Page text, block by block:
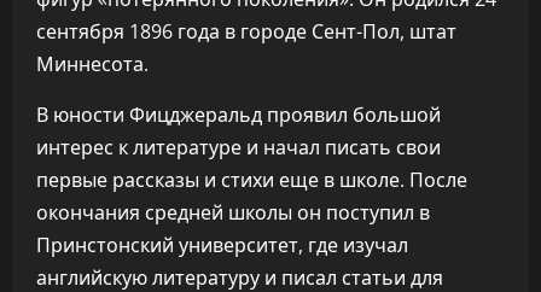
сентября 1896 года в городе Сент-Пол, штат
Миннесота.
В юности Фицджеральд проявил большой
интерес к литературе и начал писать свои
первые рассказы и стихи еще в школе. После
окончания средней школы он поступил в
Принстонский университет, где изучал
английскую литературу и писал статьи для